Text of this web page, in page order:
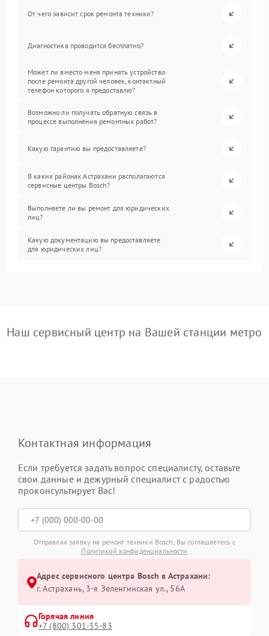
От чего зависит срок ремонта техники?
Диагностика проводится бесплатно?
Может ли вместо меня принять устройство
после ремонта другой человек, контактный
телефон которого я предоставлю?
Возможно ли получать обратную связь в
процессе выполнения ремонтных работ?
Какую гарантию вы предоставляете?
В каких районах Астрахани располагаются
сервисные центры Bosch?
Выполняете ли вы ремонт для юридических
лиц?
Какую документацию вы предоставляете
для юридических лиц?
Наш сервисный центр на Вашей станции метро
Контактная информация
Если требуется задать вопрос специалисту, оставьте
свои данные и дежурный специалист с радостью
проконсультирует Вас!
Отправляя заявку на ремонт техники Bosch, Вы соглашаетесь с
Политикой конфиденциальности
Адрес сервисного центра Bosch в Астрахани:
г. Астрахань, 3-я Зеленгинская ул., 56А
Горячая линия
+7 (800) 301-55-83